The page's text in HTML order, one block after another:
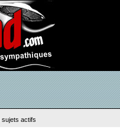
sujets actifs